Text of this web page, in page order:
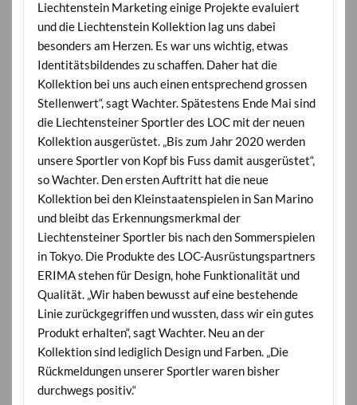
Liechtenstein Marketing einige Projekte evaluiert
und die Liechtenstein Kollektion lag uns dabei
besonders am Herzen. Es war uns wichtig, etwas
Identitätsbildendes zu schaffen. Daher hat die
Kollektion bei uns auch einen entsprechend grossen
Stellenwert“, sagt Wachter. Spätestens Ende Mai sind
die Liechtensteiner Sportler des LOC mit der neuen
Kollektion ausgerüstet. „Bis zum Jahr 2020 werden
unsere Sportler von Kopf bis Fuss damit ausgerüstet“,
so Wachter. Den ersten Auftritt hat die neue
Kollektion bei den Kleinstaatenspielen in San Marino
und bleibt das Erkennungsmerkmal der
Liechtensteiner Sportler bis nach den Sommerspielen
in Tokyo. Die Produkte des LOC-Ausrüstungspartners
ERIMA stehen für Design, hohe Funktionalität und
Qualität. „Wir haben bewusst auf eine bestehende
Linie zurückgegriffen und wussten, dass wir ein gutes
Produkt erhalten“, sagt Wachter. Neu an der
Kollektion sind lediglich Design und Farben. „Die
Rückmeldungen unserer Sportler waren bisher
durchwegs positiv.“